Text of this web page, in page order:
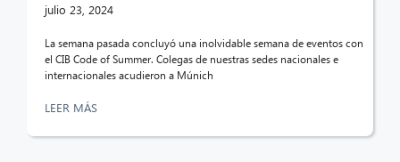
julio 23, 2024
La semana pasada concluyó una inolvidable semana de eventos con
el CIB Code of Summer. Colegas de nuestras sedes nacionales e
internacionales acudieron a Múnich
LEER MÁS